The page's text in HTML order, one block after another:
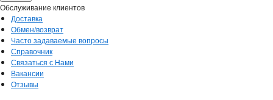
Обслуживание клиентов
Доставка
Обмен/возврат
Часто задаваемые вопросы
Справочник
Связаться с Нами
Вакансии
Отзывы